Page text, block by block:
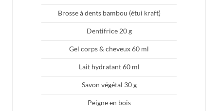
Brosse à dents bambou (étui kraft)
Dentifrice 20 g
Gel corps & cheveux 60 ml
Lait hydratant 60 ml
Savon végétal 30 g
Peigne en bois